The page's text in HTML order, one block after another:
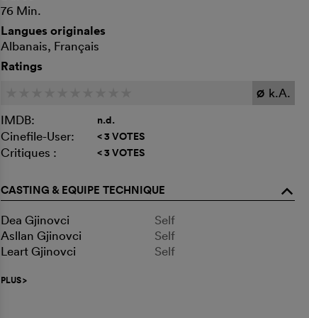
76 Min.
Langues originales
Albanais, Français
Ratings
Ø k.A.
IMDB:
n.d.
Cinefile-User: < 3 VOTES
Critiques : < 3 VOTES
CASTING & EQUIPE TECHNIQUE o
Dea Gjinovci
Self
Asllan Gjinovci
Self
Leart Gjinovci
Self
PLUS>